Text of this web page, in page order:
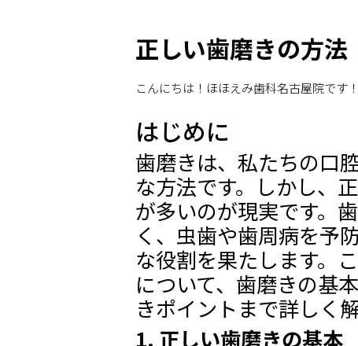
正しい歯磨きの方法
こんにちは！ほほえみ歯科名古屋院です！
はじめに
歯磨きは、私たちの口
な方法です。しかし、
が多いのが現実です。
く、虫歯や歯周病を予
な役割を果たします。
について、歯磨きの基
きポイントまで詳しく
1. 正しい歯磨きの基本